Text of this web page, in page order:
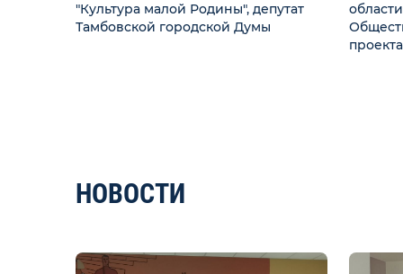
"Культура малой Родины", депутат
Тамбовской городской Думы
НОВОСТИ